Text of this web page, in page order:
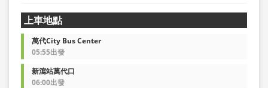
上車地點
萬代City Bus Center
05:55出發
新瀉站萬代口
06:00出發